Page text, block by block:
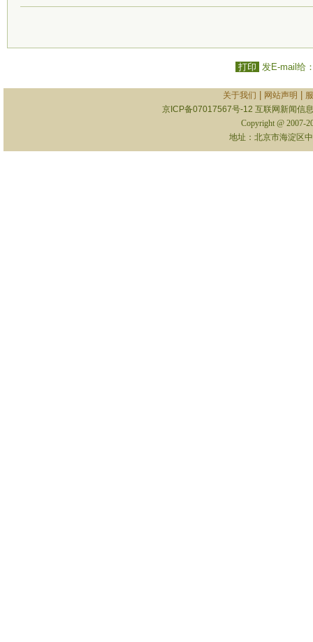
打印 发E-mail给
关于我们 网站声明
京ICP备07017567号-12 互联网新闻信
Copyright @ 2007-
地址：北京市海淀区